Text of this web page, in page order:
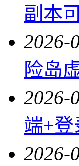
副本
2026-
险岛
2026-
端+
2026-